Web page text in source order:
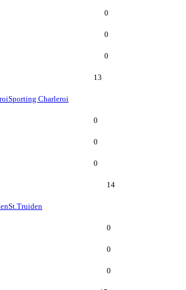
0
0
0
13
Sporting Charleroi
0
0
0
14
St.Truiden
0
0
0